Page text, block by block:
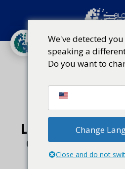
Bogota, Kolumbien
Zugang zur Lounge
Von der
Luftfahrt-
Global
werden
We've detected
speaking a
Do you want to
Change
Close and do not